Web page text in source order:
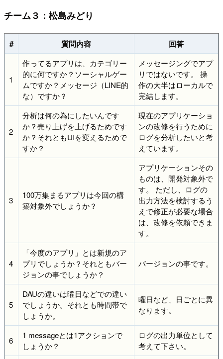
チーム３：松島みどり
# 質問内容 回答
1
作ってるアプリは、カテゴリー
的に何ですか？ソーシャルゲー
ムですか？メッセージ（LINE的
な）ですか？
メッセージングでアプ
リではないです。 操
作の大半はローカルで
完結します。
2
分析は何の為にしたいんです
か？売り上げを上げるためです
か？それともUIを変えるためで
すか？
現在のアプリケーショ
ンの改修を行うために
ログを分析したいと考
えています。
3
100万集まるアプリは今回の構
築対象外でしょうか？
アプリケーションその
ものは、開発対象外で
す。 ただし、ログの
出力方法を検討するう
えで修正が必要な場合
は、改修を依頼できま
す。
4
「今度のアプリ」とは新規のア
プリでしょうか？それともバー
ジョンの事でしょうか？
バージョンの事です。
5
DAUの違いは曜日などでの違い
でしょうか。それとも時間帯で
しょうか。
曜日など、日ごとに異
なります。
6
1 messageとは1アクションで
しょうか？
ログの出力単位として
考えて下さい。